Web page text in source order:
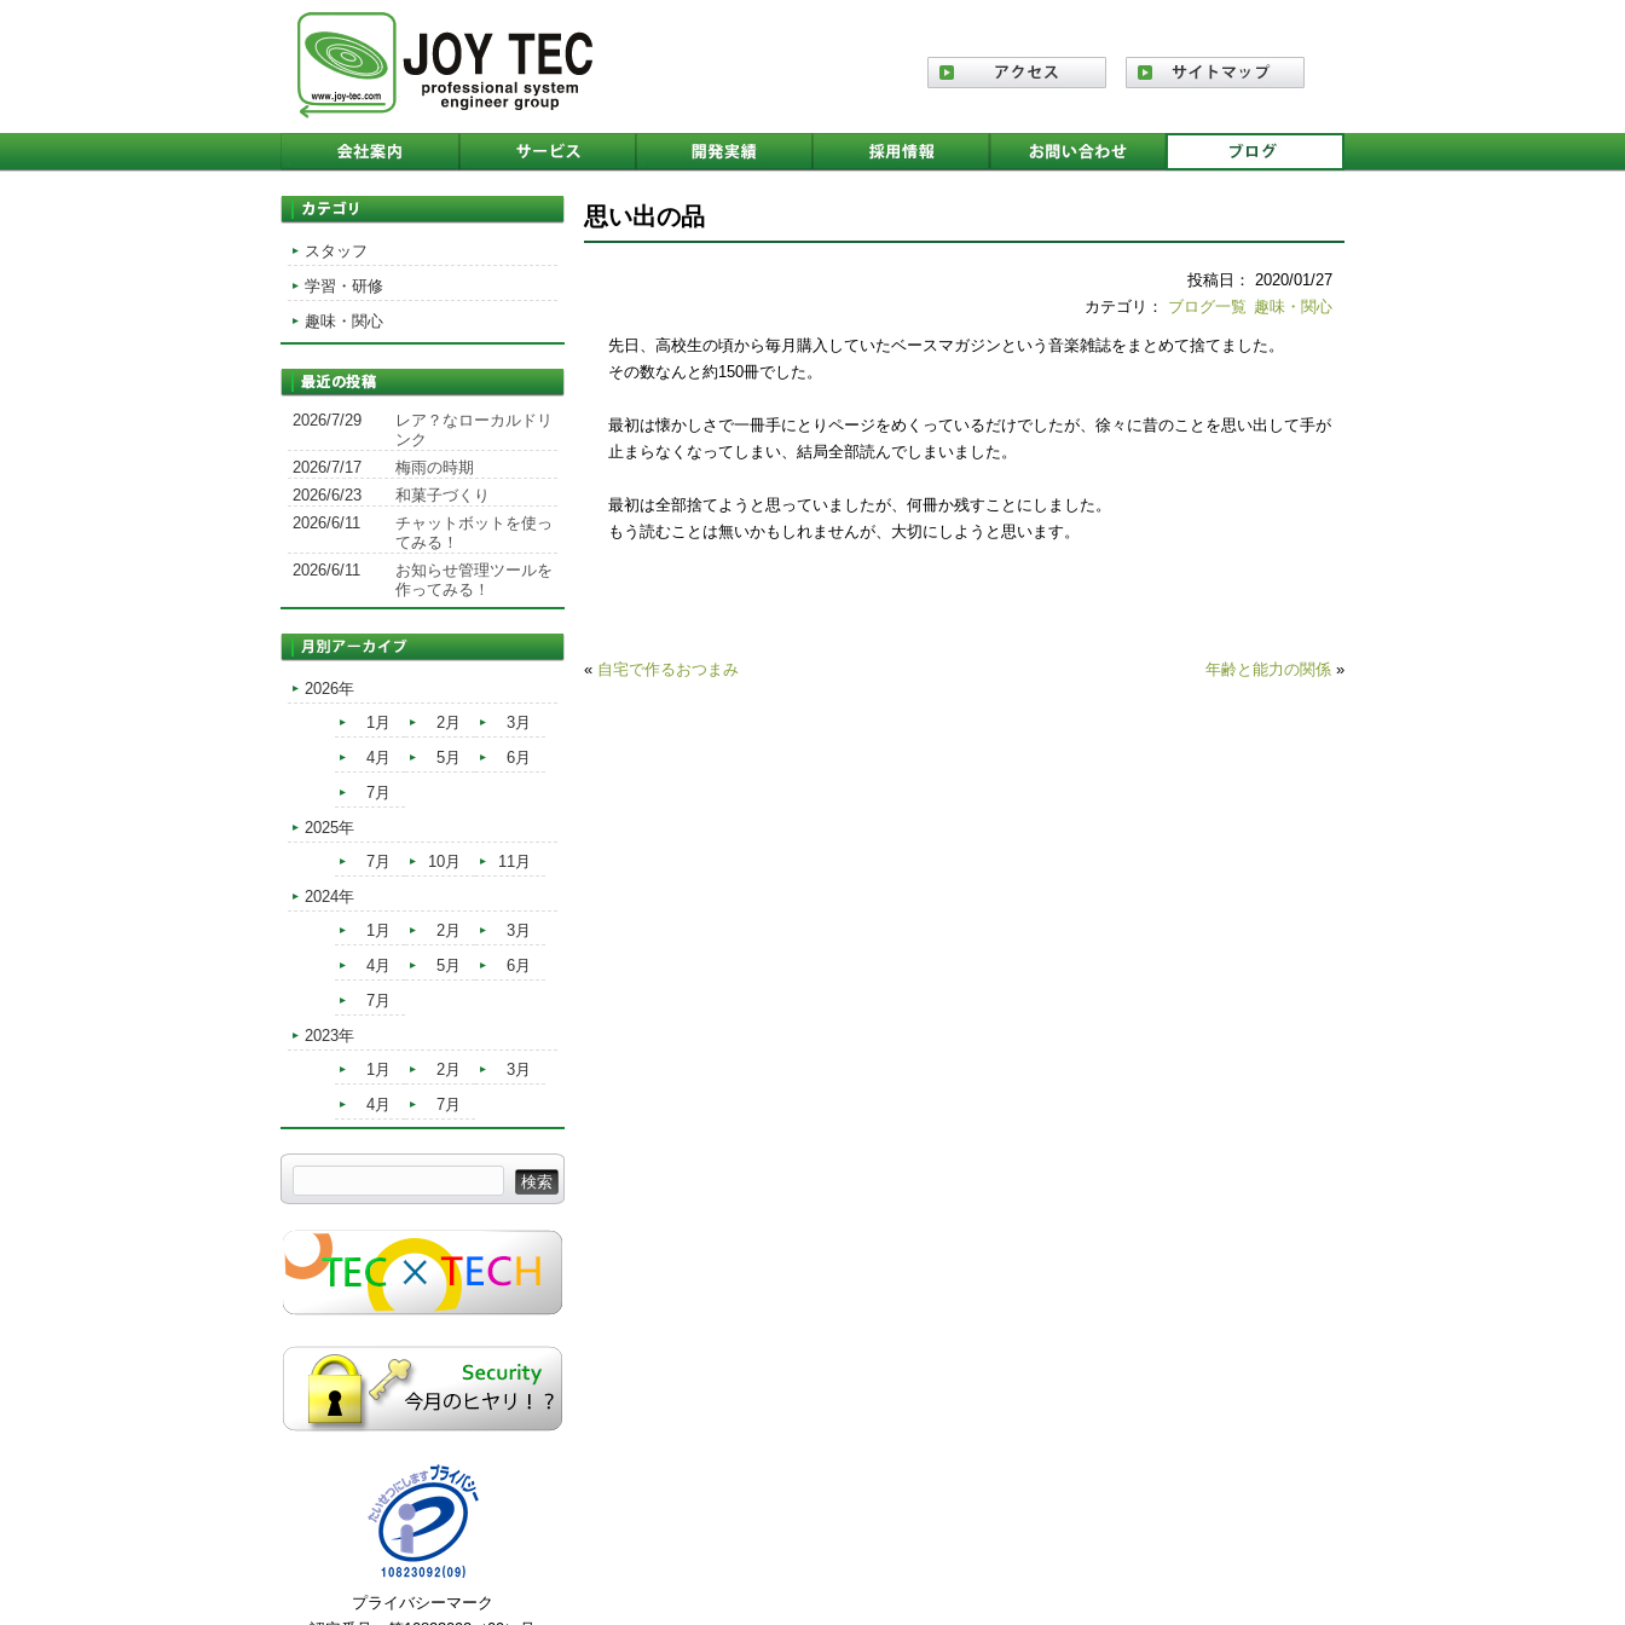
思い出の品
投稿日： 2020/01/27
カテゴリ： ブログ一覧 趣味・関心
先日、高校生の頃から毎月購入していたベースマガジンという音楽雑誌をまとめて捨てました。
その数なんと約150冊でした。
最初は懐かしさで一冊手にとりページをめくっているだけでしたが、徐々に昔のことを思い出して手が
止まらなくなってしまい、結局全部読んでしまいました。
最初は全部捨てようと思っていましたが、何冊か残すことにしました。
もう読むことは無いかもしれませんが、大切にしようと思います。
« 自宅で作るおつまみ 年齢と能力の関係 »
スタッフ
学習・研修
趣味・関心
2026/7/29
レア？なローカルドリ
ンク
2026/7/17
梅雨の時期
2026/6/23
和菓子づくり
2026/6/11
チャットボットを使っ
てみる！
2026/6/11
お知らせ管理ツールを
作ってみる！
2026年
1月
2月
3月
4月
5月
6月
7月
2025年
7月
10月
11月
2024年
1月
2月
3月
4月
5月
6月
7月
2023年
1月
2月
3月
4月
7月
プライバシーマーク